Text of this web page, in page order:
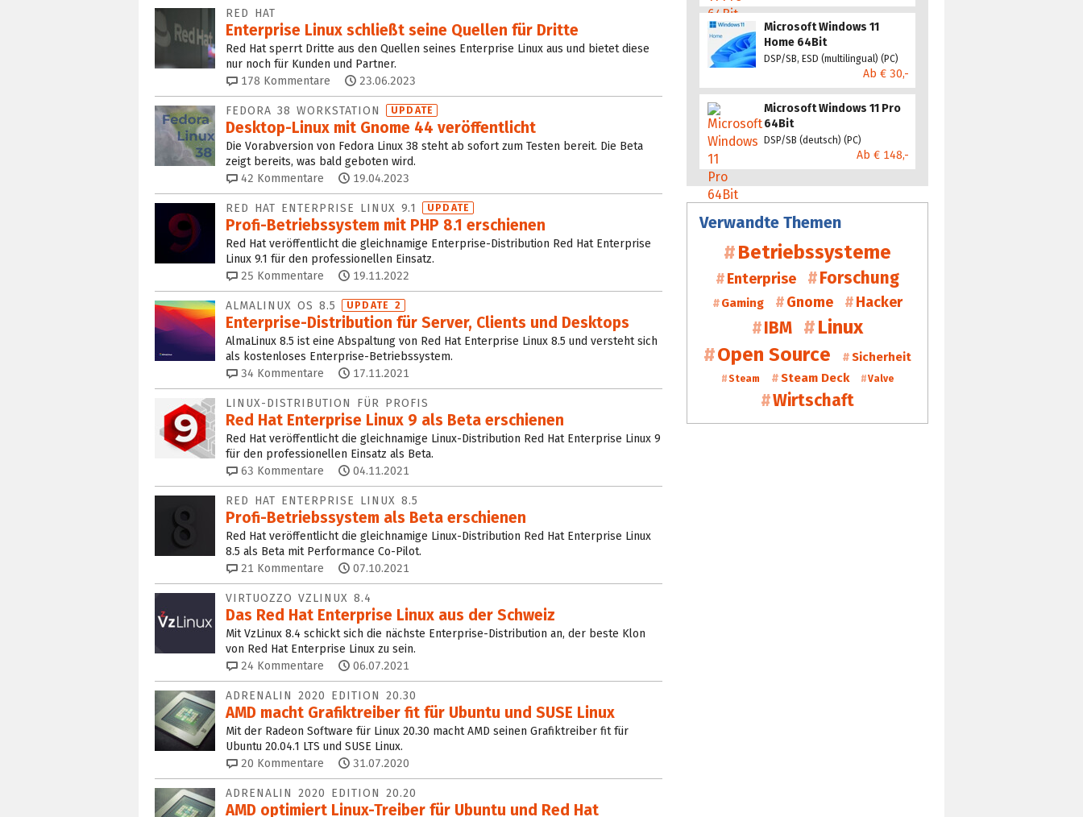
RED HAT
Enterprise Linux schließt seine Quellen für Dritte
Red Hat sperrt Dritte aus den Quellen seines Enterprise Linux aus und bietet diese
nur noch für Kunden und Partner.
178 Kommentare 23.06.2023
FEDORA 38 WORKSTATION UPDATE
Desktop-Linux mit Gnome 44 veröffentlicht
Die Vorabversion von Fedora Linux 38 steht ab sofort zum Testen bereit. Die Beta
zeigt bereits, was bald geboten wird.
42 Kommentare 19.04.2023
RED HAT ENTERPRISE LINUX 9.1 UPDATE
Profi-Betriebssystem mit PHP 8.1 erschienen
Red Hat veröffentlicht die gleichnamige Enterprise-Distribution Red Hat Enterprise
Linux 9.1 für den professionellen Einsatz.
25 Kommentare 19.11.2022
ALMALINUX OS 8.5 UPDATE 2
Enterprise-Distribution für Server, Clients und Desktops
AlmaLinux 8.5 ist eine Abspaltung von Red Hat Enterprise Linux 8.5 und versteht sich
als kostenloses Enterprise-Betriebssystem.
34 Kommentare 17.11.2021
LINUX-DISTRIBUTION FÜR PROFIS
Red Hat Enterprise Linux 9 als Beta erschienen
Red Hat veröffentlicht die gleichnamige Linux-Distribution Red Hat Enterprise Linux 9
für den professionellen Einsatz als Beta.
63 Kommentare 04.11.2021
RED HAT ENTERPRISE LINUX 8.5
Profi-Betriebssystem als Beta erschienen
Red Hat veröffentlicht die gleichnamige Linux-Distribution Red Hat Enterprise Linux
8.5 als Beta mit Performance Co-Pilot.
21 Kommentare 07.10.2021
VIRTUOZZO VZLINUX 8.4
Das Red Hat Enterprise Linux aus der Schweiz
Mit VzLinux 8.4 schickt sich die nächste Enterprise-Distribution an, der beste Klon
von Red Hat Enterprise Linux zu sein.
24 Kommentare 06.07.2021
ADRENALIN 2020 EDITION 20.30
AMD macht Grafiktreiber fit für Ubuntu und SUSE Linux
Mit der Radeon Software für Linux 20.30 macht AMD seinen Grafiktreiber fit für
Ubuntu 20.04.1 LTS und SUSE Linux.
20 Kommentare 31.07.2020
ADRENALIN 2020 EDITION 20.20
AMD optimiert Linux-Treiber für Ubuntu und Red Hat
Microsoft Windows 11
Home 64Bit
DSP/SB, ESD (multilingual) (PC)
Ab € 30,-
Microsoft Windows 11 Pro
64Bit
DSP/SB (deutsch) (PC)
Ab € 148,-
Verwandte Themen
Betriebssysteme
Enterprise Forschung
Gaming Gnome Hacker
IBM
Linux
Open Source
Sicherheit
Steam Steam Deck Valve
Wirtschaft